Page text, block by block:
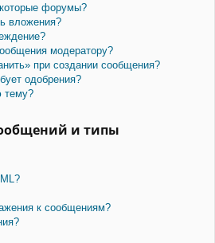
форумы?
вложения?
модератору?
при создании сообщения?
одобрения?
тему?
и типы
к сообщениям?